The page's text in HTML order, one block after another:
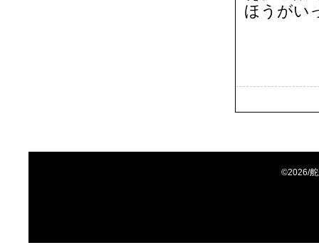
ほうがい
©2026/